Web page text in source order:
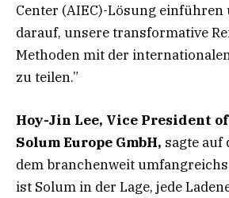
Center (AIEC)-Lösung
darauf, unsere transformative
Methoden mit der
zu teilen.”
Hoy-Jin Lee, Vice President
Solum Europe GmbH, sagte auf
dem branchenweit
ist Solum in der Lage, jede